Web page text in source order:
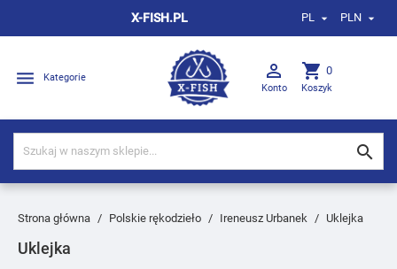
X-FISH.PL PL  PLN 
 Kategorie 
Konto
shopping_cart 0
Koszyk

Strona główna Polskie rękodzieło Ireneusz Urbanek Uklejka
Uklejka